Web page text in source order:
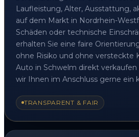
Laufleistung, Alter, Ausstattung,
auf dem Markt in Nordrhein-
Schäden oder technische
erhalten Sie eine faire
ohne Risiko und ohne versteckte
Auto in Schwelm direkt
wir Ihnen im Anschluss gerne ein
TRANSPARENT & FAIR